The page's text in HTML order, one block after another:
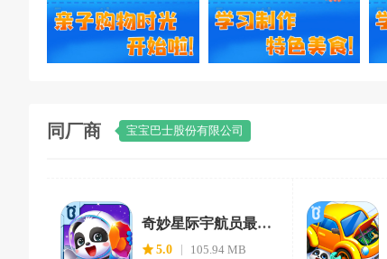
同厂商 宝宝巴士股份有限公司
奇妙星际宇航员最新
版
5.0 105.94 MB